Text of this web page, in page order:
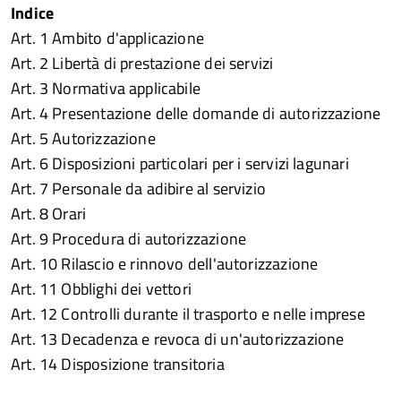
Indice
Art. 1 Ambito d'applicazione
Art. 2 Libertà di prestazione dei servizi
Art. 3 Normativa applicabile
Art. 4 Presentazione delle domande di autorizzazione
Art. 5 Autorizzazione
Art. 6 Disposizioni particolari per i servizi lagunari
Art. 7 Personale da adibire al servizio
Art. 8 Orari
Art. 9 Procedura di autorizzazione
Art. 10 Rilascio e rinnovo dell'autorizzazione
Art. 11 Obblighi dei vettori
Art. 12 Controlli durante il trasporto e nelle imprese
Art. 13 Decadenza e revoca di un'autorizzazione
Art. 14 Disposizione transitoria